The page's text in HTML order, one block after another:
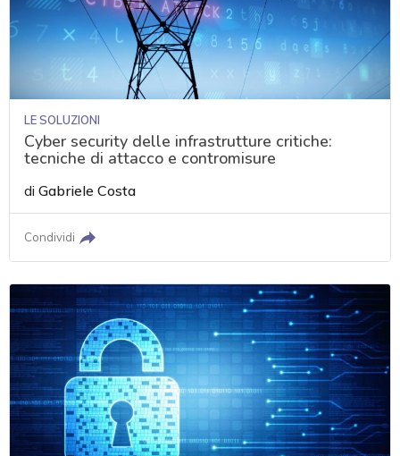
LE SOLUZIONI
Cyber security delle infrastrutture critiche:
tecniche di attacco e contromisure
diGabriele Costa
Condividi